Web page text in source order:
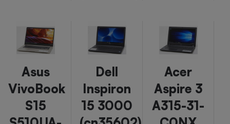
Asus
VivoBook
S15
Dell
Inspiron
15 3000
Acer
Aspire 3
A315-31-
Robot ménager